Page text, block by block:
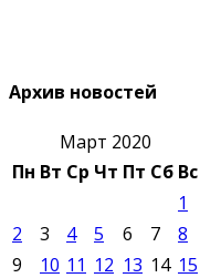
Архив новостей
Март 2020
Пн Вт Ср Чт Пт Сб Вс
1
2
3 4 5 6 7
8
9
10 11 12 13 14 15